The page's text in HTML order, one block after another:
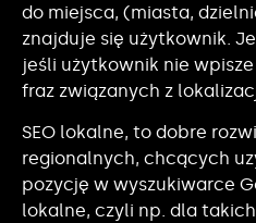
do miejsca, (miasta,
znajduje się użytkownik.
jeśli użytkownik nie
fraz związanych z
SEO lokalne, to dobre
regionalnych, chcących
pozycję w wyszukiwarce
lokalne, czyli np. dla